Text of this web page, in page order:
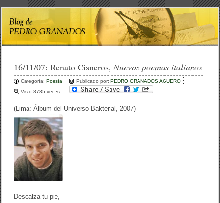
16/11/07:Renato Cisneros,Nuevos poemas italianos
Categoría:Poesía Publicado por:PEDRO GRANADOS AGUERO
Visto:8785 veces
(Lima: Álbum del Universo Bakterial, 2007)
Descalza tu pie,